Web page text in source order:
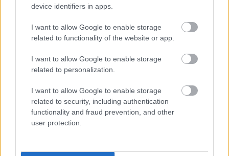
device identifiers in apps.
I want to allow Google to enable storage
related to functionality of the website or app.
I want to allow Google to enable storage
related to personalization.
I want to allow Google to enable storage
related to security, including authentication
functionality and fraud prevention, and other
user protection.
Koordináta:
N 47° 23,4'
E 017° 48,2'
Megközelítés:
Bakonyszentlászló központjából
jelzésen